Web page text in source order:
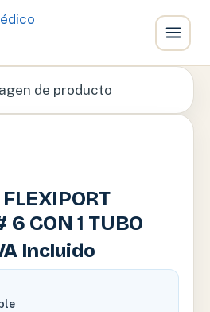
6 CON 1 TUBO
Incluido